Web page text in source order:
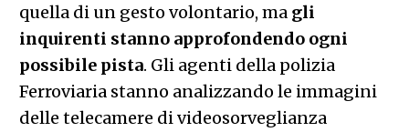
quella di un gesto volontario, ma gli
inquirenti stanno approfondendo ogni
possibile pista. Gli agenti della polizia
Ferroviaria stanno analizzando le immagini
delle telecamere di videosorveglianza